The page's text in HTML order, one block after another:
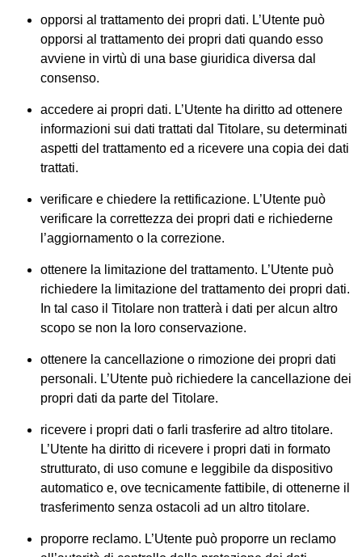
opporsi al trattamento dei propri dati. L’Utente può
opporsi al trattamento dei propri dati quando esso
avviene in virtù di una base giuridica diversa dal
consenso.
accedere ai propri dati. L’Utente ha diritto ad ottenere
informazioni sui dati trattati dal Titolare, su determinati
aspetti del trattamento ed a ricevere una copia dei dati
trattati.
verificare e chiedere la rettificazione. L’Utente può
verificare la correttezza dei propri dati e richiederne
l’aggiornamento o la correzione.
ottenere la limitazione del trattamento. L’Utente può
richiedere la limitazione del trattamento dei propri dati.
In tal caso il Titolare non tratterà i dati per alcun altro
scopo se non la loro conservazione.
ottenere la cancellazione o rimozione dei propri dati
personali. L’Utente può richiedere la cancellazione dei
propri dati da parte del Titolare.
ricevere i propri dati o farli trasferire ad altro titolare.
L’Utente ha diritto di ricevere i propri dati in formato
strutturato, di uso comune e leggibile da dispositivo
automatico e, ove tecnicamente fattibile, di ottenerne il
trasferimento senza ostacoli ad un altro titolare.
proporre reclamo. L’Utente può proporre un reclamo